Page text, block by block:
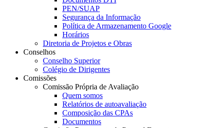
PEN/SUAP
Segurança da Informação
Política de Armazenamento Google
Horários
Diretoria de Projetos e Obras
Conselhos
Conselho Superior
Colégio de Dirigentes
Comissões
Comissão Própria de Avaliação
Quem somos
Relatórios de autoavaliação
Composição das CPAs
Documentos